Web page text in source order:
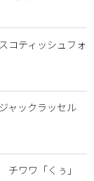
コティッシュフォ
ャックラッセル
ワワ「くぅ」